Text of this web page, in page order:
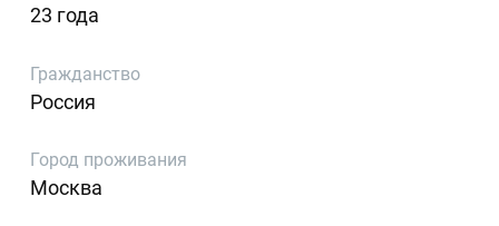
23 года
Гражданство
Россия
Город проживания
Москва